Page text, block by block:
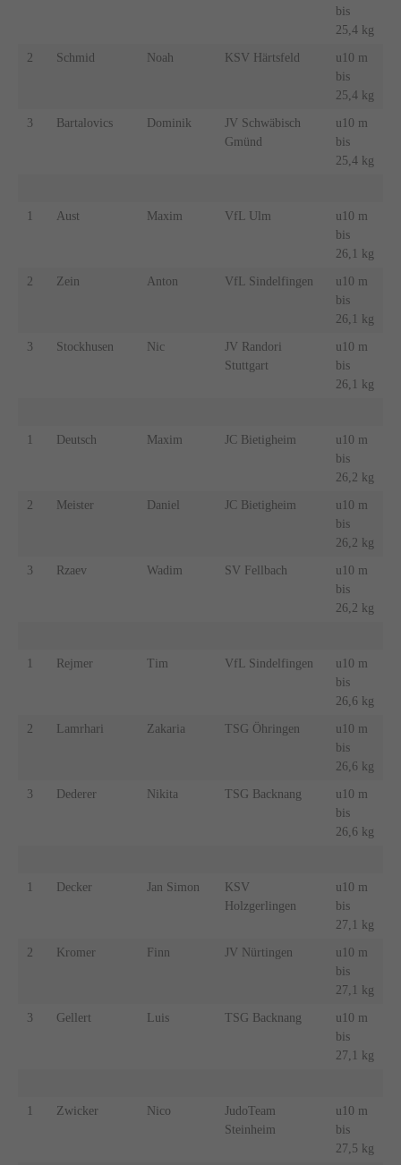
bis
25,4 kg
2 Schmid Noah KSV Härtsfeld
u10 m
bis
25,4 kg
3 Bartalovics Dominik
JV Schwäbisch
Gmünd
u10 m
bis
25,4 kg
1 Aust Maxim VfL Ulm
u10 m
bis
26,1 kg
2 Zein Anton VfL Sindelfingen
u10 m
bis
26,1 kg
3 Stockhusen Nic
JV Randori
Stuttgart
u10 m
bis
26,1 kg
1 Deutsch Maxim JC Bietigheim
u10 m
bis
26,2 kg
2 Meister Daniel JC Bietigheim
u10 m
bis
26,2 kg
3 Rzaev Wadim SV Fellbach
u10 m
bis
26,2 kg
1 Rejmer Tim VfL Sindelfingen
u10 m
bis
26,6 kg
2 Lamrhari Zakaria TSG Öhringen
u10 m
bis
26,6 kg
3 Dederer Nikita TSG Backnang
u10 m
bis
26,6 kg
1 Decker Jan Simon
KSV
Holzgerlingen
u10 m
bis
27,1 kg
2 Kromer Finn JV Nürtingen
u10 m
bis
27,1 kg
3 Gellert Luis TSG Backnang
u10 m
bis
27,1 kg
1 Zwicker Nico
JudoTeam
Steinheim
u10 m
bis
27,5 kg